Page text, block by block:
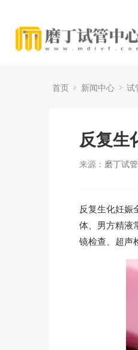
首页 新闻中心 试
反复生
来源： 磨丁试
反复生化妊娠
体、男方精液
镜检查、超声